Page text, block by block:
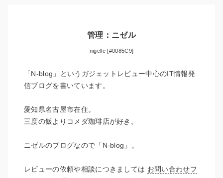
管理：ニゼル
nigelle [#0085C9]
「N-blog」というガジェットレビュー中心のIT情報発
信ブログを書いています。
愛知県名古屋市在住。
三度の飯よりコメダ珈琲店が好き。
ニゼルのブログなので「N-blog」。
レビューの依頼や相談につきましては お問い合わせフ